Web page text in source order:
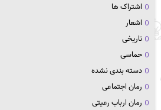
اشتراک ها
اشعار
تاریخی
حماسی
دسته بندی نشده
رمان اجتماعی
رمان ارباب رعیتی